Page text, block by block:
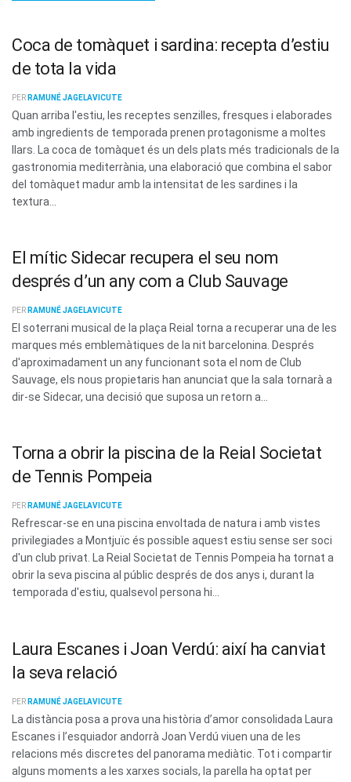
Coca de tomàquet i sardina: recepta d’estiu
de tota la vida
PER RAMUNÉ JAGELAVICUTE
Quan arriba l'estiu, les receptes senzilles, fresques i elaborades
amb ingredients de temporada prenen protagonisme a moltes
llars. La coca de tomàquet és un dels plats més tradicionals de la
gastronomia mediterrània, una elaboració que combina el sabor
del tomàquet madur amb la intensitat de les sardines i la
textura...
El mític Sidecar recupera el seu nom
després d’un any com a Club Sauvage
PER RAMUNÉ JAGELAVICUTE
El soterrani musical de la plaça Reial torna a recuperar una de les
marques més emblemàtiques de la nit barcelonina. Després
d'aproximadament un any funcionant sota el nom de Club
Sauvage, els nous propietaris han anunciat que la sala tornarà a
dir-se Sidecar, una decisió que suposa un retorn a...
Torna a obrir la piscina de la Reial Societat
de Tennis Pompeia
PER RAMUNÉ JAGELAVICUTE
Refrescar-se en una piscina envoltada de natura i amb vistes
privilegiades a Montjuïc és possible aquest estiu sense ser soci
d'un club privat. La Reial Societat de Tennis Pompeia ha tornat a
obrir la seva piscina al públic després de dos anys i, durant la
temporada d'estiu, qualsevol persona hi...
Laura Escanes i Joan Verdú: així ha canviat
la seva relació
PER RAMUNÉ JAGELAVICUTE
La distància posa a prova una història d’amor consolidada Laura
Escanes i l’esquiador andorrà Joan Verdú viuen una de les
relacions més discretes del panorama mediàtic. Tot i compartir
alguns moments a les xarxes socials, la parella ha optat per